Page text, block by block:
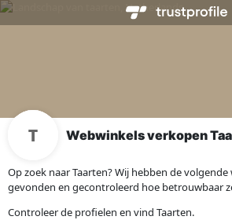
Webwinkels verkopen
Op zoek naar Taarten? Wij hebben de
gevonden en gecontroleerd hoe betrouwbaar
Controleer de profielen en vind Taarten.